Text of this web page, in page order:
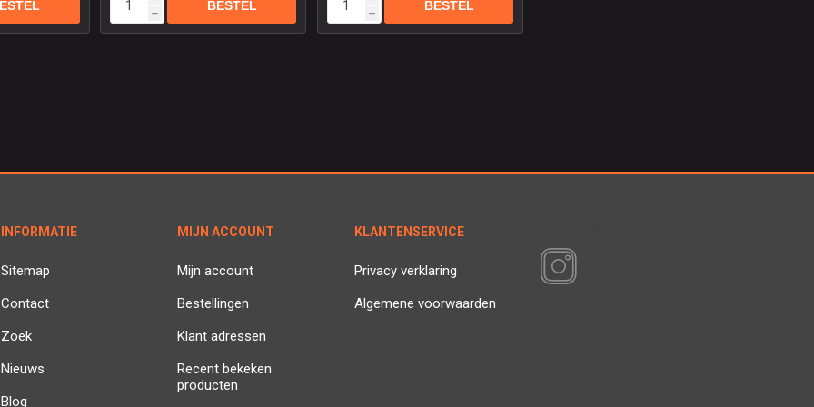
h h
INFORMATIE
Sitemap
Contact
Zoek
Nieuws
Blog
MIJN ACCOUNT
Mijn account
Bestellingen
Klant adressen
Recent bekeken
producten
KLANTENSERVICE
Privacy verklaring
Algemene voorwaarden